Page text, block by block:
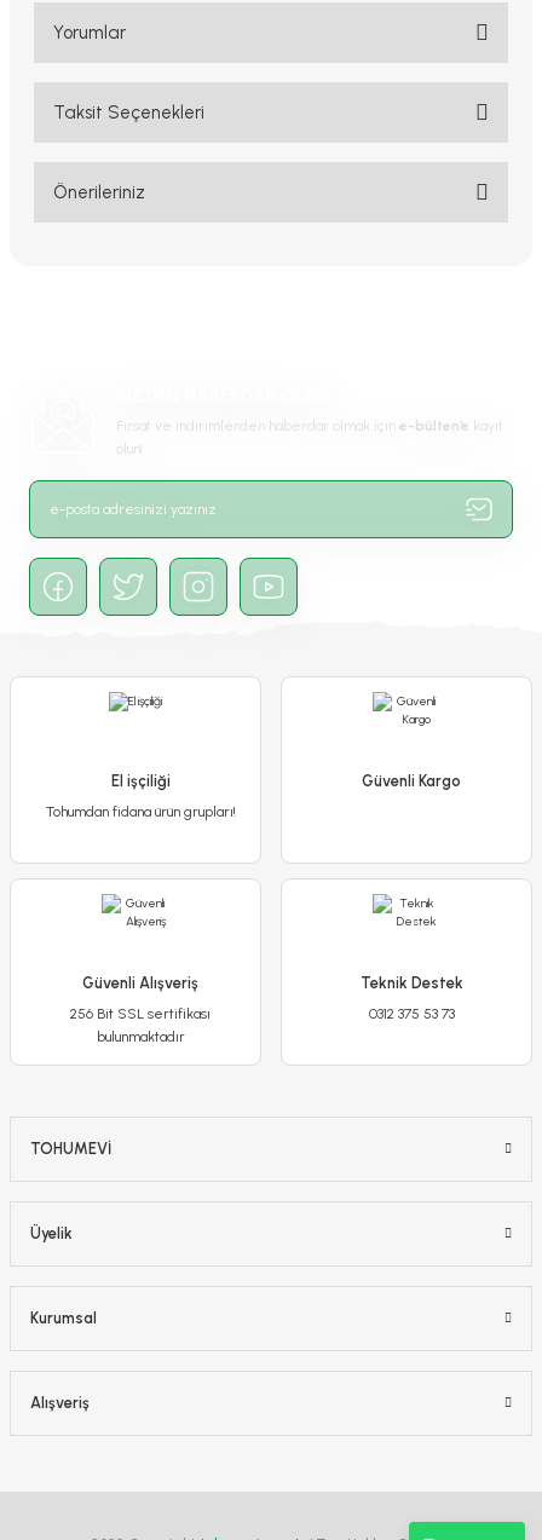
Yorumlar
Bu ürüne ilk yorumu siz yapın!
Taksit Seçenekleri
Önerileriniz
Ürün bilgilerinde hatalar bulunuyor.
Bu ürüne benzer farklı alternatifler olmalı.
Fırsat ve indirimlerden haberdar olmak için e-bülten’e kayıt
olun!
El işçiliği
Tohumdan fidana ürün grupları!
Güvenli Kargo
Güvenli Alışveriş
256 Bit SSL sertifikası
bulunmaktadır
Teknik Destek
0312 375 53 73
TOHUMEVİ
Üyelik
Kurumsal
Alışveriş